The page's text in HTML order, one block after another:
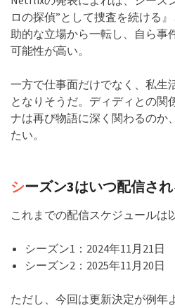
ロの探偵”として捜査を続ける
助的な立場から一転し、自ら事
可能性が高い。
一方で仕事面だけでなく、私生
となりそうだ。ディディとの関
ナは再び物語に深く関わるのか
たい。
シーズン3はいつ配信され
これまでの配信スケジュールは
シーズン1：2024年11月21日
シーズン2：2025年11月20日
ただし、今回は更新決定が例年